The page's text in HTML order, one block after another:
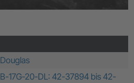
Douglas
B-17G-20-DL: 42-37894 bis 42-